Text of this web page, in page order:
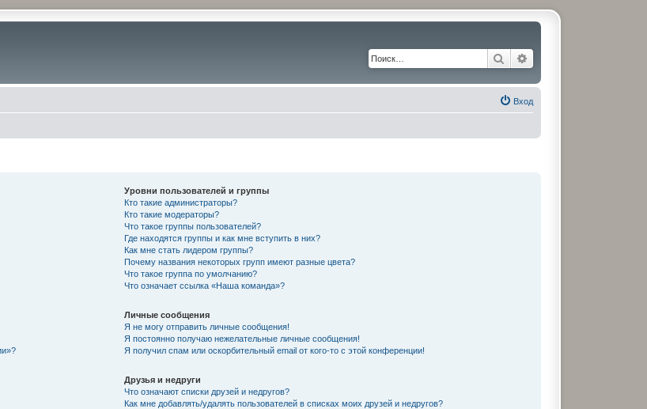
Поиск
Вход
Уровни пользователей и группы
Кто такие администраторы?
Кто такие модераторы?
Что такое группы пользователей?
Где находятся группы и как мне вступить в них?
Как мне стать лидером группы?
Почему названия некоторых групп имеют разные цвета?
Что такое группа по умолчанию?
Что означает ссылка «Наша команда»?
Личные сообщения
Я не могу отправить личные сообщения!
Я постоянно получаю нежелательные личные сообщения!
Я получил спам или оскорбительный email от кого-то с этой конференции!
Друзья и недруги
Что означают списки друзей и недругов?
Как мне добавлять/удалять пользователей в списках моих друзей и недругов?